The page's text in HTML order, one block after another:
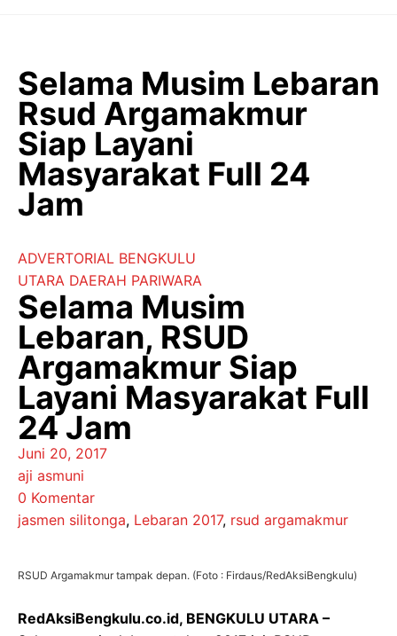
Selama Musim Lebaran
Rsud Argamakmur
Siap Layani
Masyarakat Full 24
Jam
ADVERTORIAL BENGKULU
UTARA DAERAH PARIWARA
Selama Musim
Lebaran, RSUD
Argamakmur Siap
Layani Masyarakat Full
24 Jam
Juni 20, 2017
aji asmuni
0 Komentar
jasmen silitonga, Lebaran 2017, rsud argamakmur
RSUD Argamakmur tampak depan. (Foto : Firdaus/RedAksiBengkulu)
RedAksiBengkulu.co.id, BENGKULU UTARA –